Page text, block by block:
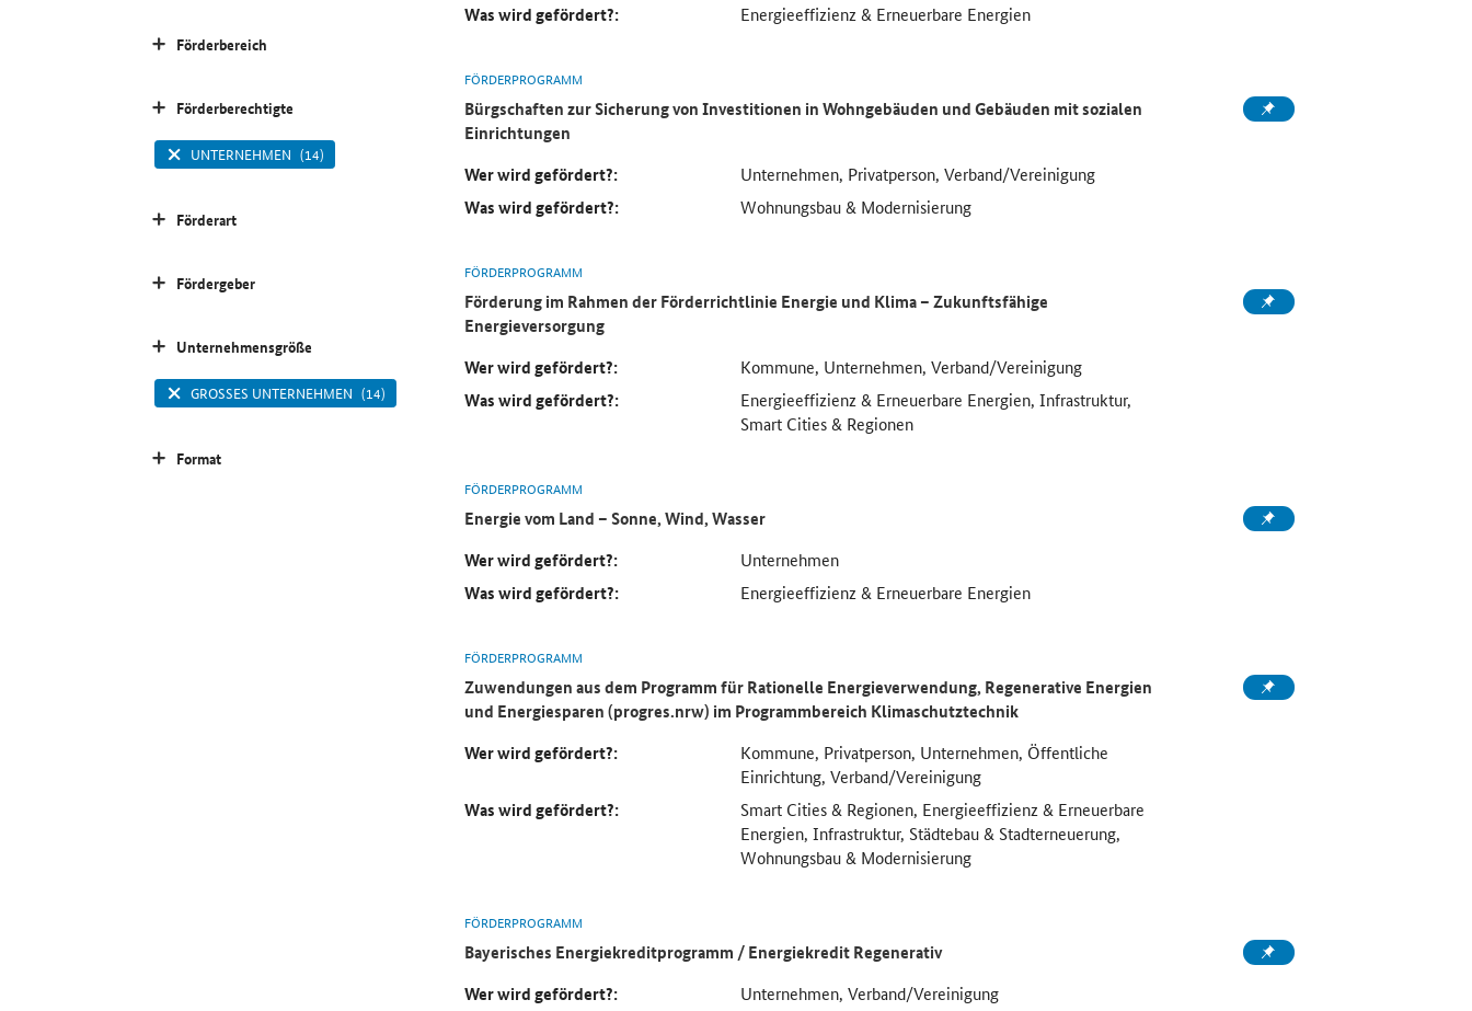
Was wird gefördert?: Energieeffizienz & Erneuerbare Energien
FÖRDERPROGRAMM
Bürgschaften zur Sicherung von Investitionen in Wohngebäuden und Gebäuden mit sozialen
Einrichtungen
Wer wird gefördert?:
Unternehmen, Privatperson, Verband/Vereinigung
Was wird gefördert?: Wohnungsbau & Modernisierung
FÖRDERPROGRAMM
Förderung im Rahmen der Förderrichtlinie Energie und Klima – Zukunftsfähige
Energieversorgung
Wer wird gefördert?:
Kommune, Unternehmen, Verband/Vereinigung
Was wird gefördert?:
Energieeffizienz & Erneuerbare Energien, Infrastruktur,
Smart Cities & Regionen
FÖRDERPROGRAMM
Energie vom Land – Sonne, Wind, Wasser
Wer wird gefördert?:
Unternehmen
Was wird gefördert?: Energieeffizienz & Erneuerbare Energien
FÖRDERPROGRAMM
Zuwendungen aus dem Programm für Rationelle Energieverwendung, Regenerative Energien
und Energiesparen (progres.nrw) im Programmbereich Klimaschutztechnik
Wer wird gefördert?:
Kommune, Privatperson, Unternehmen, Öffentliche
Einrichtung, Verband/Vereinigung
Was wird gefördert?:
Smart Cities & Regionen, Energieeffizienz & Erneuerbare
Energien, Infrastruktur, Städtebau & Stadterneuerung,
Wohnungsbau & Modernisierung
FÖRDERPROGRAMM
Bayerisches Energiekreditprogramm / Energiekredit Regenerativ
Wer wird gefördert?:
Unternehmen, Verband/Vereinigung
Förderbereich
Förderberechtigte
UNTERNEHMEN (14)
Förderart
Fördergeber
Unternehmensgröße
GROSSES UNTERNEHMEN (14)
Format